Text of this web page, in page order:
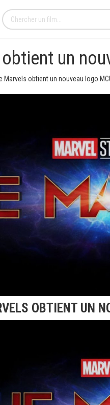
un
Marvels obtient un nouveau logo
OBTIENT UN